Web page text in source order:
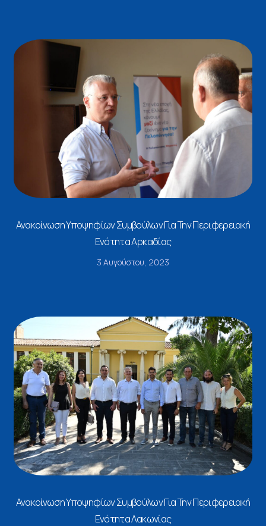
Ανακοίνωση Υποψηφίων Συμβούλων Για Την Περιφερειακή
Ενότητα Αρκαδίας
3 Αυγούστου, 2023
Ανακοίνωση Υποψηφίων Συμβούλων Για Την Περιφερειακή
Ενότητα Λακωνίας